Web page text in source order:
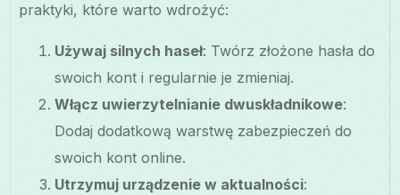
praktyki, które warto wdrożyć:
Używaj silnych haseł: Twórz złożone hasła do
swoich kont i regularnie je zmieniaj.
Włącz uwierzytelnianie dwuskładnikowe:
Dodaj dodatkową warstwę zabezpieczeń do
swoich kont online.
Utrzymuj urządzenie w aktualności: